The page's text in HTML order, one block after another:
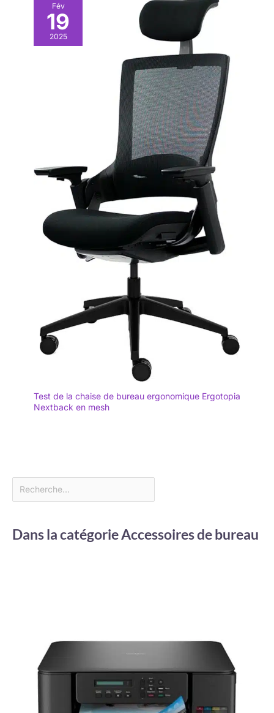
Fév
19
2025
Test de la chaise de bureau ergonomique Ergotopia
Nextback en mesh
Dans la catégorie Accessoires de bureau